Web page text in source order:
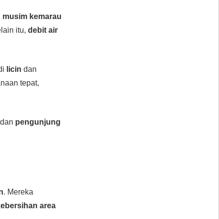
musim kemarau
itu,debit air
licin dan
tepat,
pengunjung
. Mereka
area